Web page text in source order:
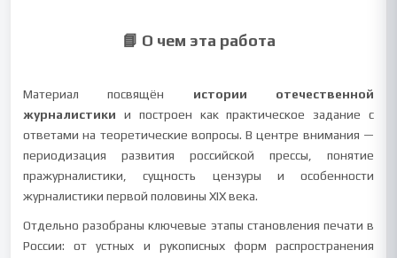
📘 О чем эта работа
Материал посвящён истории отечественной
журналистики и построен как практическое задание с
ответами на теоретические вопросы. В центре внимания —
периодизация развития российской прессы, понятие
пражурналистики, сущность цензуры и особенности
журналистики первой половины XIX века.
Отдельно разобраны ключевые этапы становления печати в
России: от устных и рукописных форм распространения